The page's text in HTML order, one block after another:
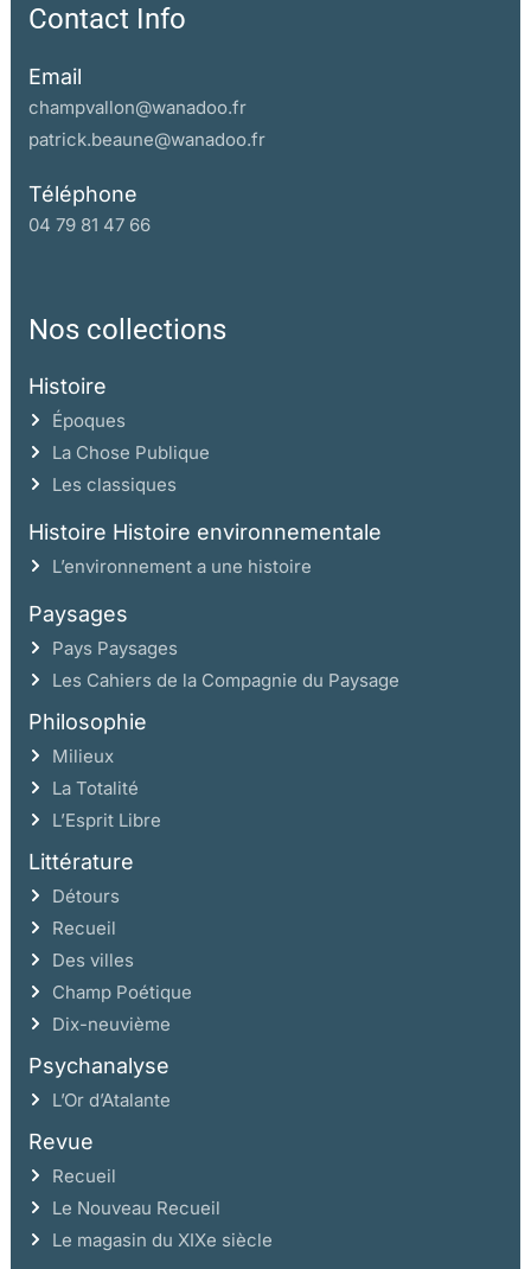
Contact Info
Email
champvallon@wanadoo.fr
patrick.beaune@wanadoo.fr
Téléphone
04 79 81 47 66
Nos collections
Histoire
Époques
La Chose Publique
Les classiques
Histoire Histoire environnementale
L’environnement a une histoire
Paysages
Pays Paysages
Les Cahiers de la Compagnie du Paysage
Philosophie
Milieux
La Totalité
L’Esprit Libre
Littérature
Détours
Recueil
Des villes
Champ Poétique
Dix-neuvième
Psychanalyse
L’Or d’Atalante
Revue
Recueil
Le Nouveau Recueil
Le magasin du XIXe siècle